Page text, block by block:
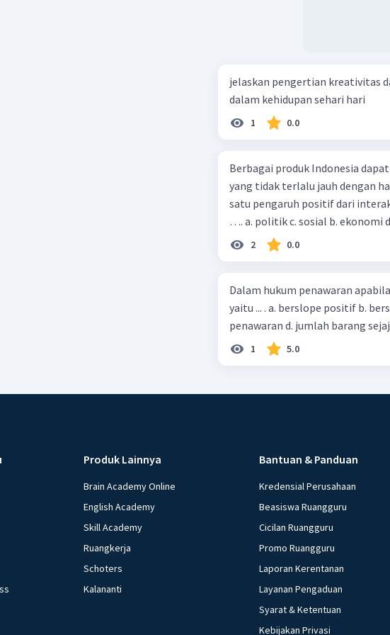
Contoh bank sentral
Serikat (Federal
Bank), dan Bank
dalam pengelolaan
Beri Rating·0.0(0)
jelaskan pengertian kreativitas
dalam kehidupan sehari hari
1 0.0
Berbagai produk Indonesia
yang tidak terlalu jauh dengan
satu pengaruh positif dari
…. a. politik c. sosial b. ekonomi
2 0.0
Dalam hukum penawaran
yaitu ... . a. berslope positif b.
penawaran d. jumlah barang
1 5.0
Produk Lainnya
Brain Academy Online
English Academy
Skill Academy
Ruangkerja
Schoters
Kalananti
Bantuan & Panduan
Kredensial Perusahaan
Beasiswa Ruangguru
Cicilan Ruangguru
Promo Ruangguru
Laporan Kerentanan
Layanan Pengaduan
Syarat & Ketentuan
Kebijakan Privasi